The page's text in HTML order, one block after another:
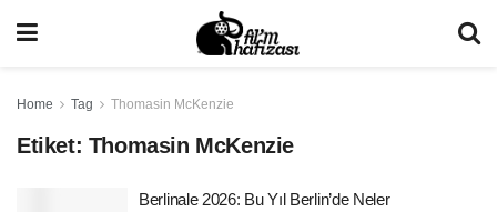
Home Tag Thomasin McKenzie
Etiket: Thomasin McKenzie
Berlinale 2026: Bu Yıl Berlin’de Neler